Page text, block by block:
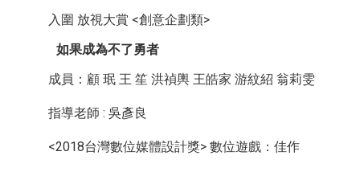
入圍 放視大賞 <創意企劃類>
如果成為不了勇者
成員：顧 珉 王 笙 洪禎輿 王皓家 游紋紹 翁莉雯
指導老師 : 吳彥良
<2018台灣數位媒體設計獎> 數位遊戲：佳作